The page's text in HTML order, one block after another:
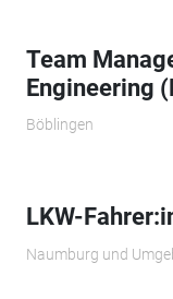
Team
Engineering
Böblingen
LKW-
Naumburg und